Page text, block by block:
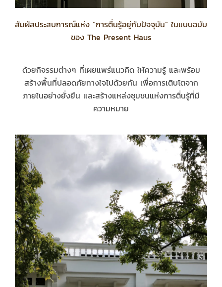
สัมผัสประสบการณ์แห่ง “การตื่นรู้อยู่กับปัจจุบัน” ในแบบฉบับ
ของ The Present Haus
ด้วยกิจรรมต่างๆ ที่เผยแพร่แนวคิด ให้ความรู้ และพร้อม
สร้างพื้นที่ปลอดภัยทางใจไปด้วยกัน เพื่อการเติบโตจาก
ภายในอย่างยั่งยืน และสร้างแหล่งชุมชนแห่งการตื่นรู้ที่มี
ความหมาย